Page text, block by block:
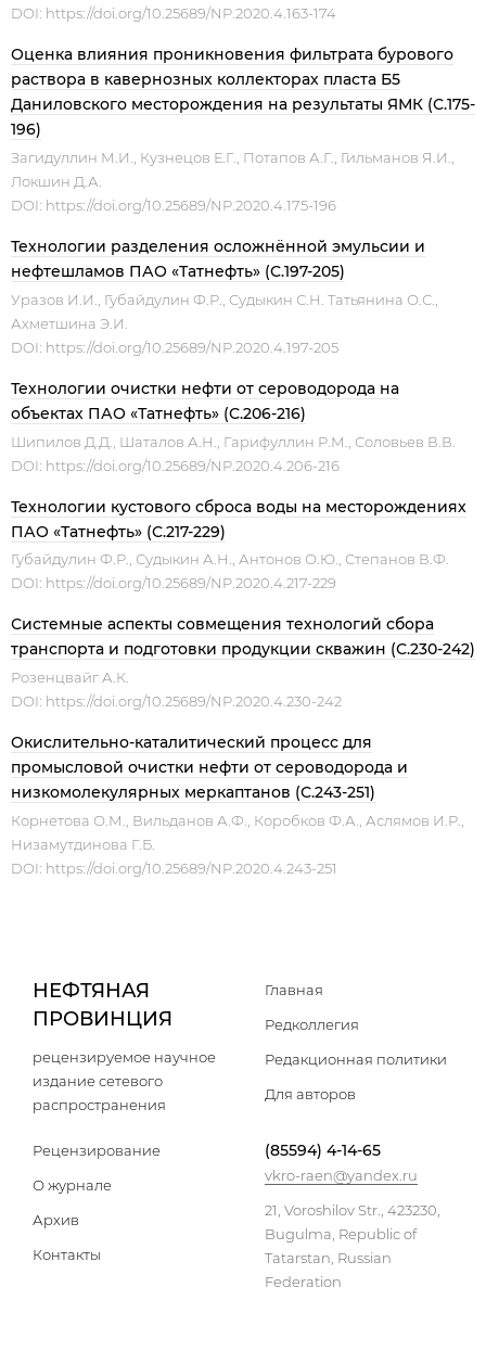
DOI: https://doi.org/10.25689/NP.2020.4.163-174
Оценка влияния проникновения фильтрата бурового
раствора в кавернозных коллекторах пласта Б5
Даниловского месторождения на результаты ЯМК (С.175-
196)
Загидуллин М.И., Кузнецов Е.Г., Потапов А.Г., Гильманов Я.И.,
Локшин Д.А.
DOI: https://doi.org/10.25689/NP.2020.4.175-196
Технологии разделения осложнённой эмульсии и
нефтешламов ПАО «Татнефть» (С.197-205)
Уразов И.И., Губайдулин Ф.Р., Судыкин С.Н. Татьянина О.С.,
Ахметшина Э.И.
DOI: https://doi.org/10.25689/NP.2020.4.197-205
Технологии очистки нефти от сероводорода на
объектах ПАО «Татнефть» (С.206-216)
Шипилов Д.Д., Шаталов А.Н., Гарифуллин Р.М., Соловьев В.В.
DOI: https://doi.org/10.25689/NP.2020.4.206-216
Технологии кустового сброса воды на месторождениях
ПАО «Татнефть» (С.217-229)
Губайдулин Ф.Р., Судыкин А.Н., Антонов О.Ю., Степанов В.Ф.
DOI: https://doi.org/10.25689/NP.2020.4.217-229
Системные аспекты совмещения технологий сбора
транспорта и подготовки продукции скважин (С.230-242)
Розенцвайг А.К.
DOI: https://doi.org/10.25689/NP.2020.4.230-242
Окислительно-каталитический процесс для
промысловой очистки нефти от сероводорода и
низкомолекулярных меркаптанов (С.243-251)
Корнетова О.М., Вильданов А.Ф., Коробков Ф.А., Аслямов И.Р.,
Низамутдинова Г.Б.
DOI: https://doi.org/10.25689/NP.2020.4.243-251
НЕФТЯНАЯ
ПРОВИНЦИЯ
рецензируемое научное
издание сетевого
распространения
Главная
Редколлегия
Редакционная политики
Для авторов
Рецензирование
О журнале
Архив
Контакты
(85594) 4-14-65
vkro-raen@yandex.ru
21, Voroshilov Str., 423230,
Bugulma, Republic of
Tatarstan, Russian
Federation